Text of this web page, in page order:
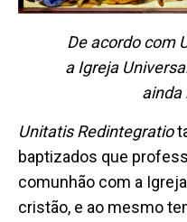
De acordo com
a Igreja
ainda
Unitatis Redintegratio
baptizados que
comunhão com a
cristão, e ao mesmo